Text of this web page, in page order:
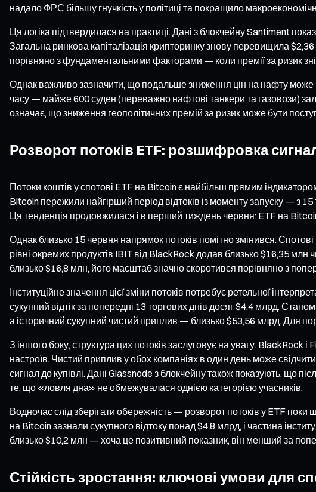
надало ФРС більшу гнучкість у політиці та покращило
Ця логіка підтвердилася на практиці. Дані з блокчейну Santiment
Загальна ринкова капіталізація крипторинку знову перевищила
порівняно з фундаментальними факторами — коли премії за ризик
Однак важливо зазначити, що подальше зниження цін на нафту
часу — майже 600 суден (переважно нафтові танкери та газовози)
означає, що зниження геополітичних премій за ризик може бути
Розворот потоків ETF: розшифровка
Потоки коштів у спотові ETF на Bitcoin є найбільш прямим
Bitcoin пережили найгірший період відтоків із моменту запуску — з
Ця тенденція продовжилася і в перший тиждень червня: ETF на Bitcoin
Однак близько 15 червня напрямок потоків помітно змінився.
рівні окремих продуктів IBIT від BlackRock додав близько $16,35
близько $16,8 млн, його масштаб значно скоротився порівняно з
Інституційне значення цієї зміни потоків потребує ретельної
сукупний відтік за попередні 13 торгових днів досяг $4,4 млрд.
а історичний сукупний чистий приплив — близько $53,56 млрд. Для
З іншого боку, структура цих потоків заслуговує на увагу. BlackRock
настроїв. Чистий приплив у обох компаніях в один день може
сигнал до купівлі. Дані Glassnode з блокчейну також показують, що
те, що «ловля дна» не обмежувалася однією категорією учасників.
Водночас слід зберігати обережність — розворот потоків у ETF
на Bitcoin зазнали сукупного відтоку понад $4,8 млрд, і частина
близько $10,2 млн — хоча це позитивний показник, він менший за
Стійкість зростання: ключові умови для